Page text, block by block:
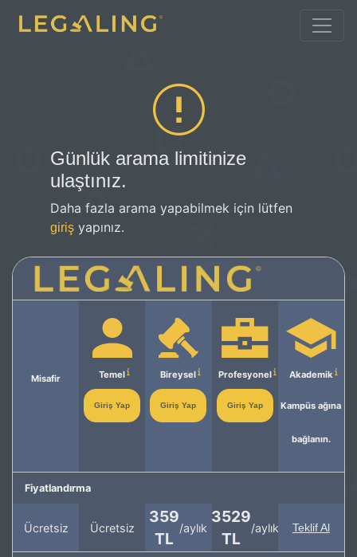
Günlük arama limitinize
ulaştınız.
Daha fazla arama yapabilmek için lütfen
giriş yapınız.
Misafir Temel
Giriş Yap
Bireysel
Giriş Yap
Profesyonel
Giriş Yap
Akademik
Kampüs ağına
bağlanın.
Fiyatlandırma
Ücretsiz Ücretsiz
359
TL
/aylık
3529
TL
/aylık Teklif Al